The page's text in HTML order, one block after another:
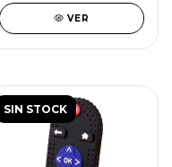
VER
SIN STOCK